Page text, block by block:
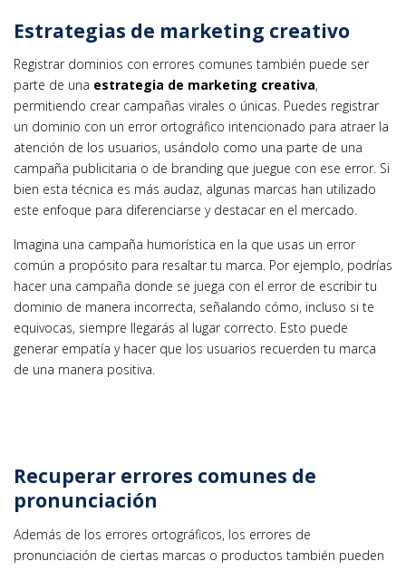
Estrategias de marketing creativo
Registrar dominios con errores comunes también puede ser
parte de una estrategia de marketing creativa,
permitiendo crear campañas virales o únicas. Puedes registrar
un dominio con un error ortográfico intencionado para atraer la
atención de los usuarios, usándolo como una parte de una
campaña publicitaria o de branding que juegue con ese error. Si
bien esta técnica es más audaz, algunas marcas han utilizado
este enfoque para diferenciarse y destacar en el mercado.
Imagina una campaña humorística en la que usas un error
común a propósito para resaltar tu marca. Por ejemplo, podrías
hacer una campaña donde se juega con el error de escribir tu
dominio de manera incorrecta, señalando cómo, incluso si te
equivocas, siempre llegarás al lugar correcto. Esto puede
generar empatía y hacer que los usuarios recuerden tu marca
de una manera positiva.
Recuperar errores comunes de
pronunciación
Además de los errores ortográficos, los errores de
pronunciación de ciertas marcas o productos también pueden